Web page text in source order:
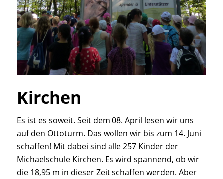
Kirchen
Es ist es soweit. Seit dem 08. April lesen wir uns
auf den Ottoturm. Das wollen wir bis zum 14. Juni
schaffen! Mit dabei sind alle 257 Kinder der
Michaelschule Kirchen. Es wird spannend, ob wir
die 18,95 m in dieser Zeit schaffen werden. Aber